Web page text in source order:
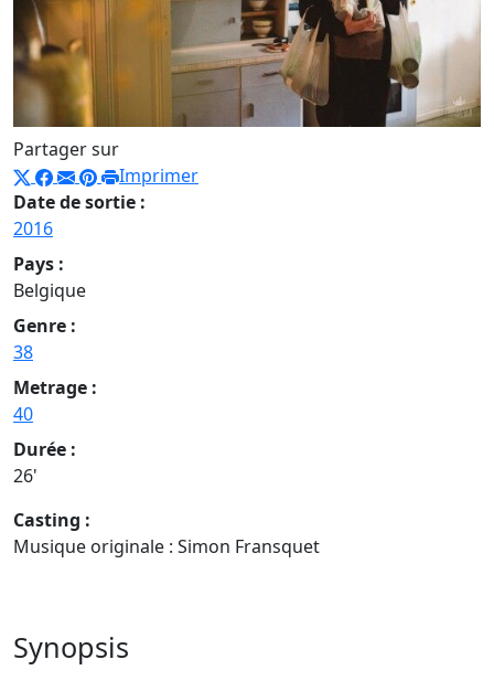
Partager sur
Imprimer
Date de sortie :
2016
Pays :
Belgique
Genre :
38
Metrage :
40
Durée :
26'
Casting :
Musique originale : Simon Fransquet
Synopsis